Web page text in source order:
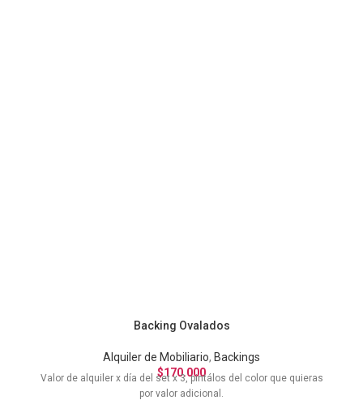
Backing Ovalados
Alquiler de Mobiliario, Backings
$170.000
Valor de alquiler x día del set x 3, pintálos del color que quieras
por valor adicional.